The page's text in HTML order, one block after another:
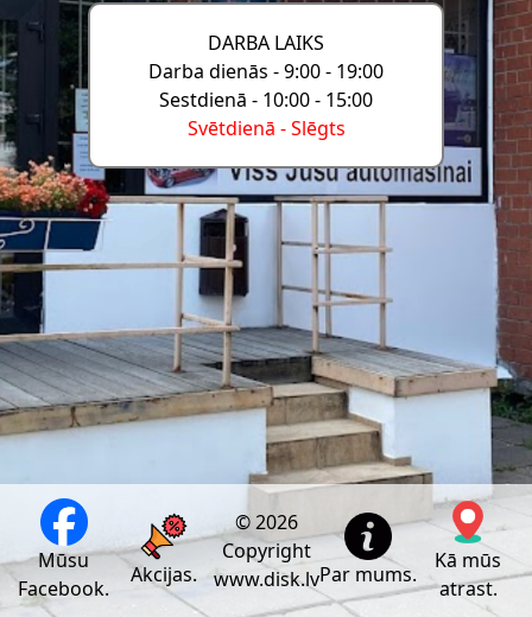
DARBA LAIKS
Darba dienās - 9:00 - 19:00
Sestdienā - 10:00 - 15:00
Svētdienā - Slēgts
Mūsu
Facebook.
Akcijas.
© 2026
Copyright
www.disk.lvPar mums.
Kā mūs
atrast.